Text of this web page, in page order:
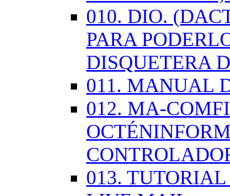
010. DIO.
PARA
DISQUETERA
011. MANUAL
012. MA-
013.